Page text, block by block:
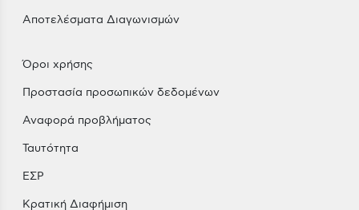
Αποτελέσματα Διαγωνισμών
Όροι χρήσης
Προστασία προσωπικών δεδομένων
Αναφορά προβλήματος
Ταυτότητα
ΕΣΡ
Κρατική Διαφήμιση